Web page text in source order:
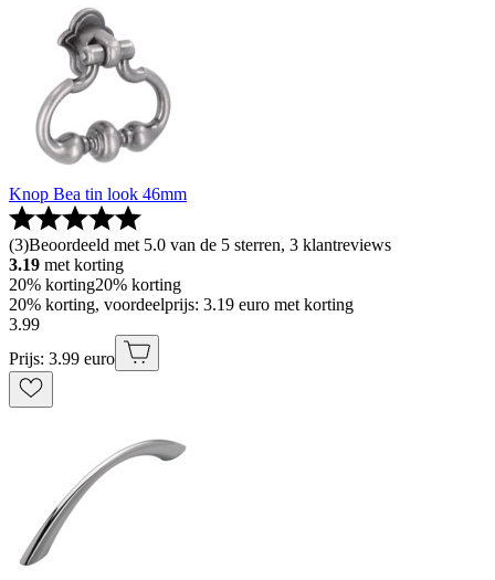
Knop Bea tin look 46mm
(3)Beoordeeld met 5.0 van de 5 sterren, 3 klantreviews
3.19 met korting
20% korting20% korting
20% korting, voordeelprijs: 3.19 euro met korting
3.99
Prijs: 3.99 euro